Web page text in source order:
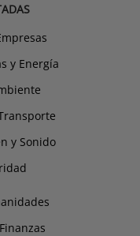
y Energía
y Sonido